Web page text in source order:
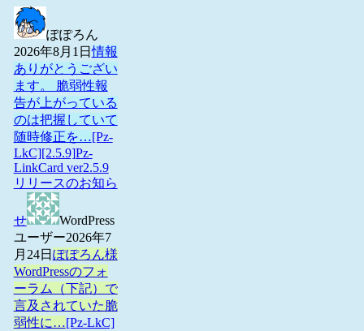
ぽぽろん
2026年8月1日情報
ありがとうござい
ます。 脆弱性報
告が上がっている
のは把握していて
随時修正を…[Pz-
LkC][2.5.9]Pz-
LinkCard ver2.5.9
リリースのお知ら
せ
WordPress
ユーザー2026年7
月24日 ぽぽろん様
WordPressのフォ
ーラム（下記）で
言及されていた脆
弱性に…[Pz-LkC]